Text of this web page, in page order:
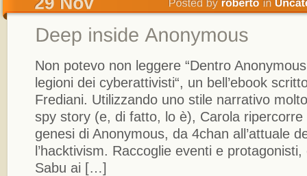
Non potevo non leggere “Dentro
legioni dei cyberattivisti“, un bell’ebook
Frediani. Utilizzando uno stile narrativo
spy story (e, di fatto, lo è), Carola
genesi di Anonymous, da 4chan all’attuale
l’hacktivism. Raccoglie eventi e
Sabu ai […]